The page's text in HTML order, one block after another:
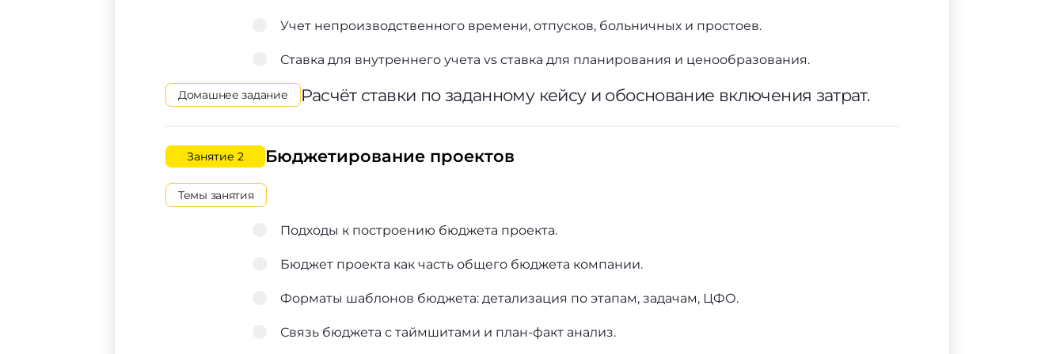
Учет непроизводственного времени, отпусков, больничных и простоев.
Ставка для внутреннего учета vs ставка для планирования и ценообразования.
Домашнее задание Расчёт ставки по заданному кейсу и обоснование включения затрат.
Занятие 2 Бюджетирование проектов
Темы занятия
Подходы к построению бюджета проекта.
Бюджет проекта как часть общего бюджета компании.
Форматы шаблонов бюджета: детализация по этапам, задачам, ЦФО.
Связь бюджета с таймшитами и план-факт анализ.